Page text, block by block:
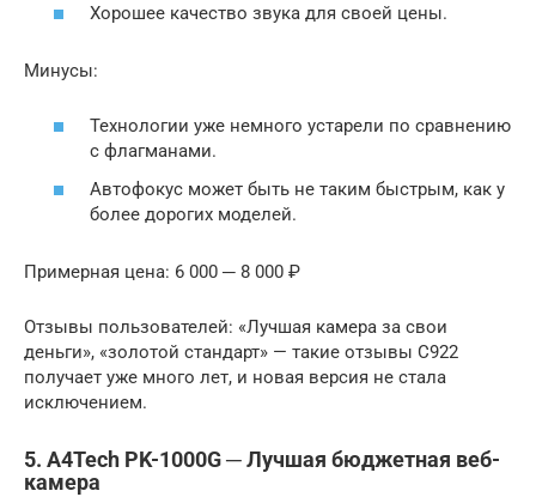
Хорошее качество звука для своей цены.
Минусы:
Технологии уже немного устарели по сравнению
с флагманами.
Автофокус может быть не таким быстрым, как у
более дорогих моделей.
Примерная цена: 6 000 ─ 8 000 ₽
Отзывы пользователей: «Лучшая камера за свои
деньги», «золотой стандарт» — такие отзывы C922
получает уже много лет, и новая версия не стала
исключением.
5. A4Tech PK-1000G ─ Лучшая бюджетная веб-
камера